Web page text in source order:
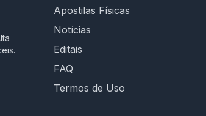
Apostilas Físicas
Notícias
Editais
FAQ
Termos de Uso